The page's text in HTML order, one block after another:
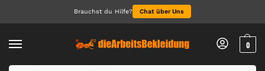
Brauchst du Hilfe? Chat über Uns
0